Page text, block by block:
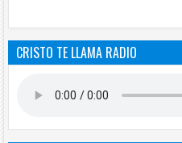
CRISTO TE LLAMA RADIO